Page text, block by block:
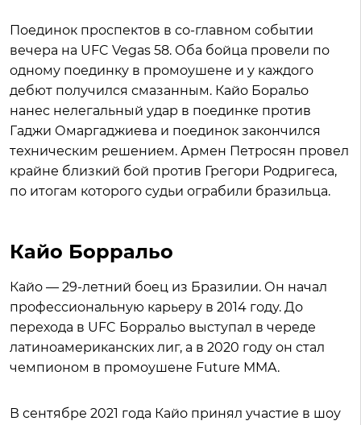
Поединок проспектов в со-главном событии
вечера на UFC Vegas 58. Оба бойца провели по
одному поединку в промоушене и у каждого
дебют получился смазанным. Кайо Боральо
нанес нелегальный удар в поединке против
Гаджи Омаргаджиева и поединок закончился
техническим решением. Армен Петросян провел
крайне близкий бой против Грегори Родригеса,
по итогам которого судьи ограбили бразильца.
Кайо Борральо
Кайо — 29-летний боец из Бразилии. Он начал
профессиональную карьеру в 2014 году. До
перехода в UFC Борральо выступал в череде
латиноамериканских лиг, а в 2020 году он стал
чемпионом в промоушене Future MMA.
В сентябре 2021 года Кайо принял участие в шоу